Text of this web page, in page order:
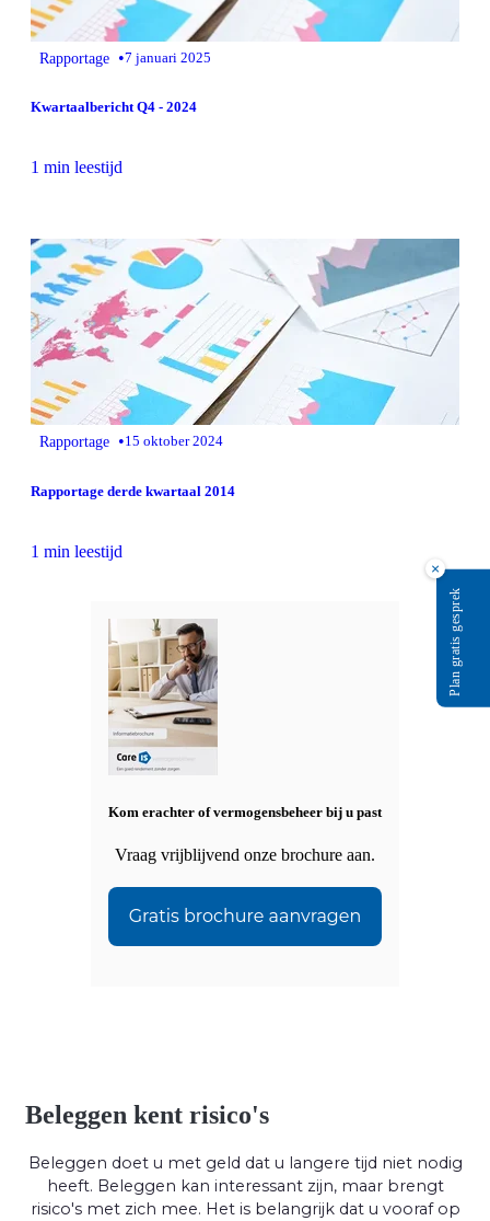
Rapportage •7 januari 2025
Kwartaalbericht Q4 - 2024
1 min leestijd
Rapportage •15 oktober 2024
Rapportage derde kwartaal 2014
1 min leestijd
Kom erachter of vermogensbeheer bij u past
Vraag vrijblijvend onze brochure aan.
Beleggen kent risico's
Beleggen doet u met geld dat u langere tijd niet nodig
heeft. Beleggen kan interessant zijn, maar brengt
risico's met zich mee. Het is belangrijk dat u vooraf op
×
Plan gratis gesprek